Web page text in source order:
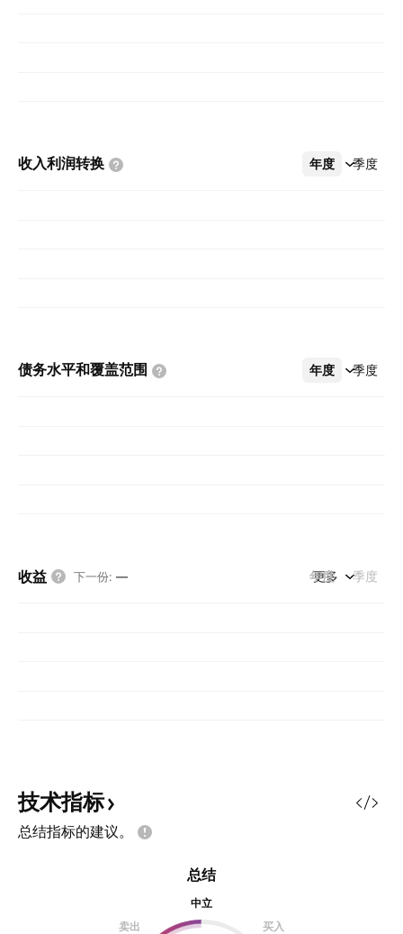
收入利润转换 年度 季度
更多
债务水平和覆盖范围 年度 季度
更多
收益 下一份: — 年度 季度
更多
技术指标
总结指标的建议。
总结
中立
卖出
买入